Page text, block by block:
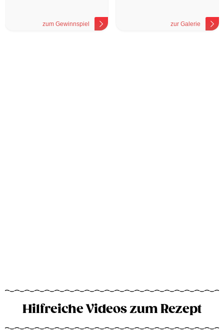
zum Gewinnspiel zur Galerie
Hilfreiche Videos zum Rezept